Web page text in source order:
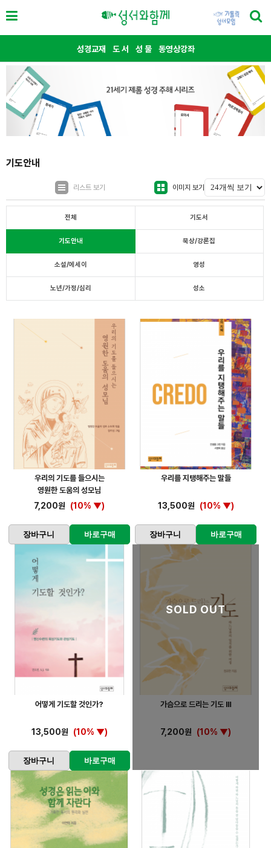
성경교재 도 서 성 물 동영상강좌
기도안내
리스트 보기 이미지 보기
전체 기도서
기도안내 묵상/강론집
소설/에세이 영성
노년/가정/심리 성소
우리의 기도를 들으시는
영원한 도움의 성모님
7,200원 (10% ▼)
장바구니 바로구매
우리를 지탱해주는 말들
13,500원 (10% ▼)
장바구니 바로구매
어떻게 기도할 것인가?
13,500원 (10% ▼)
장바구니 바로구매
SOLD OUT
가슴으로 드리는 기도 Ⅲ
7,200원 (10% ▼)